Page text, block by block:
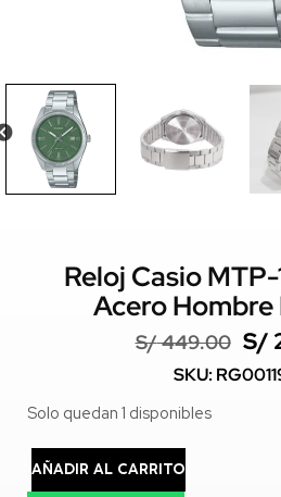
Reloj Casio
Acero
S/449.00 S/
SKU:
Solo quedan 1 disponibles
AÑADIR AL CARRITO